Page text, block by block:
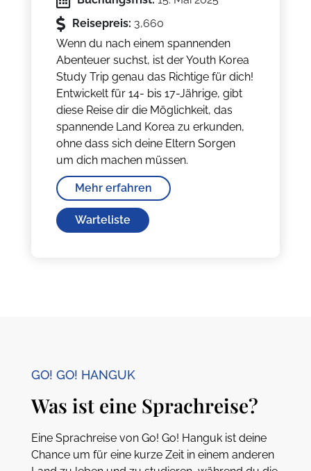
Reisepreis: 3,660
Wenn du nach einem spannenden
Abenteuer suchst, ist der Youth Korea
Study Trip genau das Richtige für dich!
Entwickelt für 14- bis 17-Jährige, gibt
diese Reise dir die Möglichkeit, das
spannende Land Korea zu erkunden,
ohne dass sich deine Eltern Sorgen
um dich machen müssen.
Mehr erfahren
Warteliste
GO! GO! HANGUK
Was ist eine Sprachreise?
Eine Sprachreise von Go! Go! Hanguk ist deine
Chance um für eine kurze Zeit in einem anderen